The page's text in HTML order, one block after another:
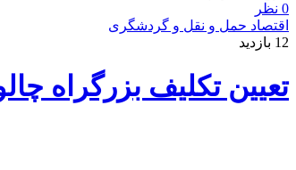
0 نظر
اقتصاد حمل و نقل و گردشگری
12 بازدید
تعیین تکلیف بزرگراه